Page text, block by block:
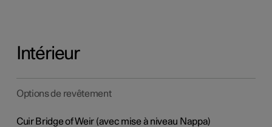
Intérieur
Options de revêtement
Cuir Bridge of Weir (avec mise à niveau Nappa)